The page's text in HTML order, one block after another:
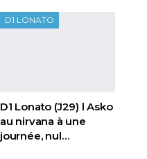
D1 LONATO
D1 Lonato (J29) l Asko
au nirvana à une
journée, nul…